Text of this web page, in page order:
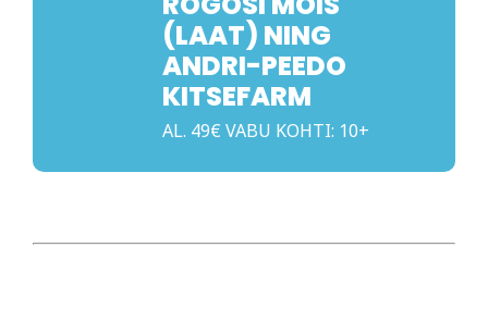
(LAAT) NING
ANDRI-PEEDO
KITSEFARM
AL. 49€ VABU KOHTI: 10+